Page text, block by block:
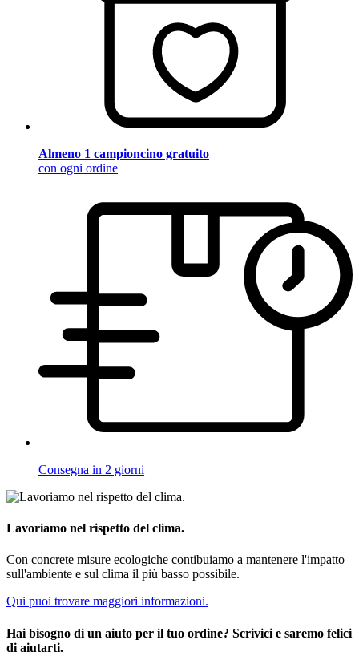
Almeno 1 campioncino gratuito
con ogni ordine
Consegna in 2 giorni
Lavoriamo nel rispetto del clima.
Con concrete misure ecologiche contibuiamo a mantenere l'impatto
sull'ambiente e sul clima il più basso possibile.
Qui puoi trovare maggiori informazioni.
Hai bisogno di un aiuto per il tuo ordine? Scrivici e saremo felici
di aiutarti.